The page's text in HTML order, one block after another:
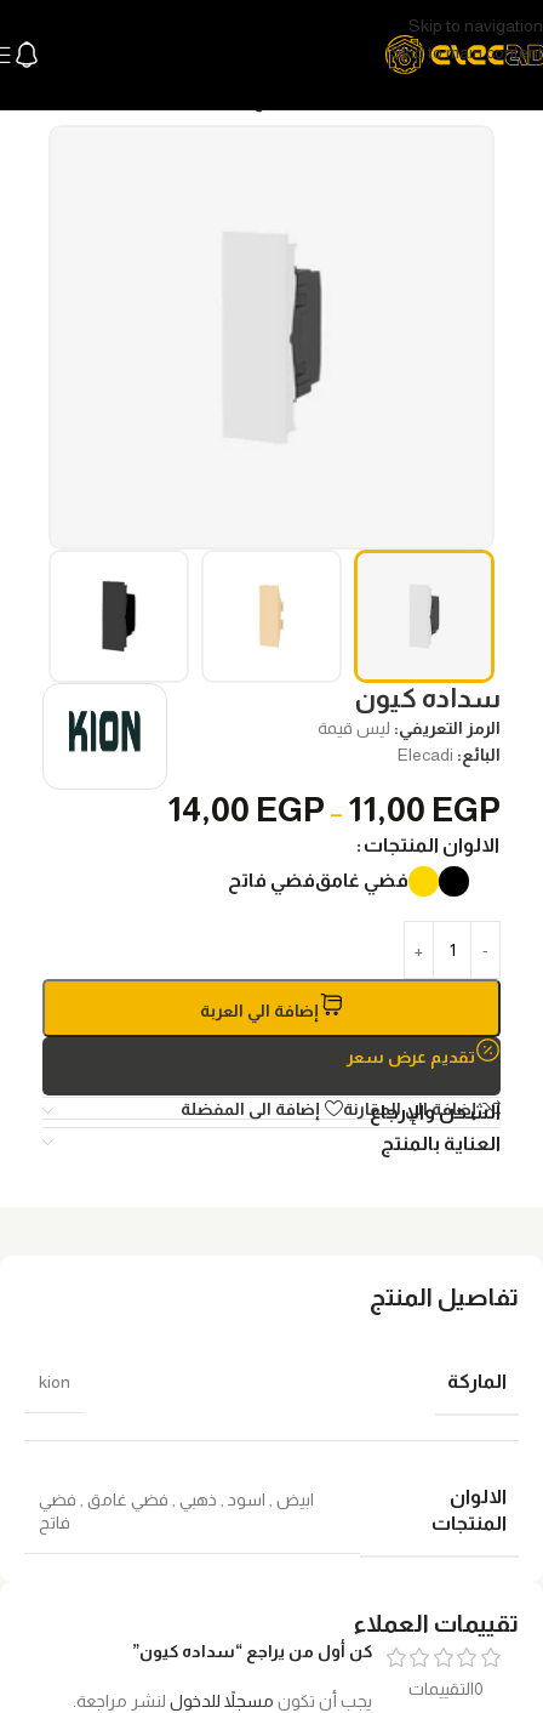
Skip to navigation
Skip to main content
سداده كيون
الرمز التعريفي: ليس قيمة
البائع: Elecadi
11,00 EGP
–
14,00 EGP
الالوان المنتجات
فضي غامقفضي فاتح
إضافة الي العربة
تقديم عرض سعر
إضافة الي المقارنة إضافة الى المفضلة
الشحن والإرجاع
العناية بالمنتج
تقييمات العملاء
0التقييمات
كن أول من يراجع “سداده كيون”
يجب أن تكون مسجلاً للدخول لنشر مراجعة.
تفاصيل المنتج
الماركة kion
الالوان
المنتجات
ابيض اسود ذهبي فضي غامق
فضي
فاتح